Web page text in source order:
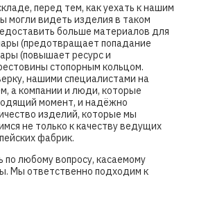
перед тем, как уехать к нашим
могли видеть изделия в таком
больше материалов для
(предотвращает попадание
(повышает ресурс и
стопорным кольцом.
нашими специалистами на
а компании и люди, которые
момент, и надёжно
изделий, которые мы
не только к качеству ведущих
фабрик.
любому вопросу, касаемому
Мы ответственно подходим к